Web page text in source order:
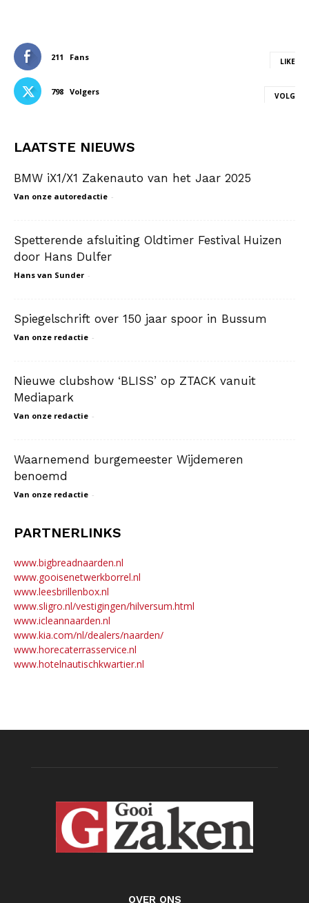
211 Fans LIKE
798 Volgers VOLG
LAATSTE NIEUWS
BMW iX1/X1 Zakenauto van het Jaar 2025
Van onze autoredactie -
Spetterende afsluiting Oldtimer Festival Huizen
door Hans Dulfer
Hans van Sunder -
Spiegelschrift over 150 jaar spoor in Bussum
Van onze redactie -
Nieuwe clubshow ‘BLISS’ op ZTACK vanuit
Mediapark
Van onze redactie -
Waarnemend burgemeester Wijdemeren
benoemd
Van onze redactie -
PARTNERLINKS
www.bigbreadnaarden.nl
www.gooisenetwerkborrel.nl
www.leesbrillenbox.nl
www.sligro.nl/vestigingen/hilversum.html
www.icleannaarden.nl
www.kia.com/nl/dealers/naarden/
www.horecaterrasservice.nl
www.hotelnautischkwartier.nl
OVER ONS